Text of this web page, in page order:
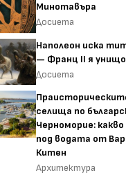
Минотавъра
Досиета
Наполеон иска
— Франц II я
Досиета
селища по
Черноморие: какво
под водата от
Китен
Архитектура